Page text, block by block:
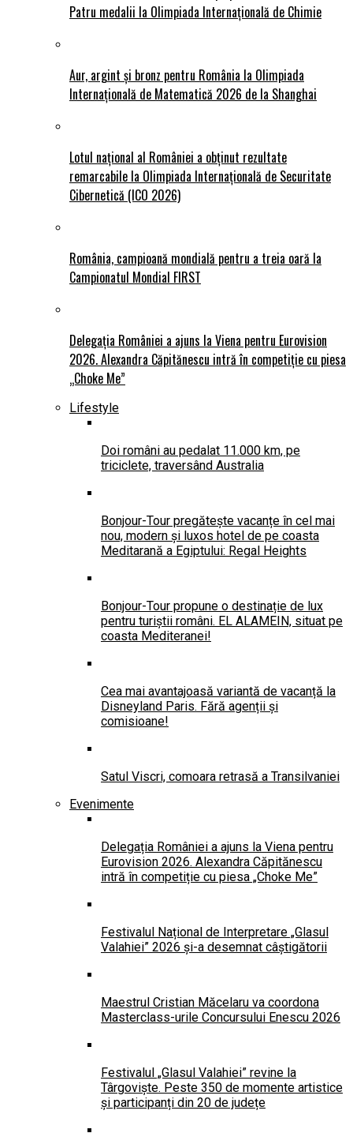
Patru medalii la Olimpiada Internațională de Chimie
Aur, argint și bronz pentru România la Olimpiada
Internațională de Matematică 2026 de la Shanghai
Lotul național al României a obținut rezultate
remarcabile la Olimpiada Internațională de Securitate
Cibernetică (ICO 2026)
România, campioană mondială pentru a treia oară la
Campionatul Mondial FIRST
Delegația României a ajuns la Viena pentru Eurovision
2026. Alexandra Căpitănescu intră în competiție cu piesa
„Choke Me”
Lifestyle
Doi români au pedalat 11.000 km, pe
triciclete, traversând Australia
Bonjour-Tour pregătește vacanțe în cel mai
nou, modern și luxos hotel de pe coasta
Meditarană a Egiptului: Regal Heights
Bonjour-Tour propune o destinație de lux
pentru turiștii români. EL ALAMEIN, situat pe
coasta Mediteranei!
Cea mai avantajoasă variantă de vacanță la
Disneyland Paris. Fără agenții și
comisioane!
Satul Viscri, comoara retrasă a Transilvaniei
Evenimente
Delegația României a ajuns la Viena pentru
Eurovision 2026. Alexandra Căpitănescu
intră în competiție cu piesa „Choke Me”
Festivalul Național de Interpretare „Glasul
Valahiei” 2026 și-a desemnat câștigătorii
Maestrul Cristian Măcelaru va coordona
Masterclass-urile Concursului Enescu 2026
Festivalul „Glasul Valahiei” revine la
Târgoviște. Peste 350 de momente artistice
și participanți din 20 de județe